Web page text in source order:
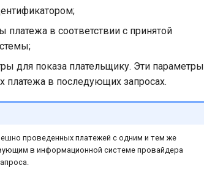
в соответствии с принятой
для показа плательщику. Эти параметры
платежа в последующих запросах.
проведенных платежей с одним и тем же
в информационной системе провайдера